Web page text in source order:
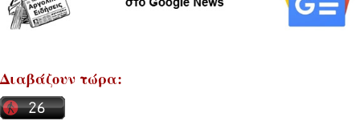
Διαβάζουν τώρα: